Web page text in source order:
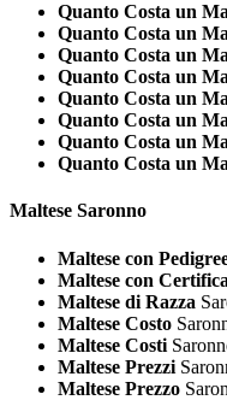
Quanto Costa un
Quanto Costa un
Quanto Costa un
Quanto Costa un
Quanto Costa un
Quanto Costa un
Quanto Costa un
Quanto Costa un
Maltese Saronno
Maltese con
Maltese con
Maltese di Razza
Maltese Costo
Maltese Costi
Maltese Prezzi
Maltese Prezzo